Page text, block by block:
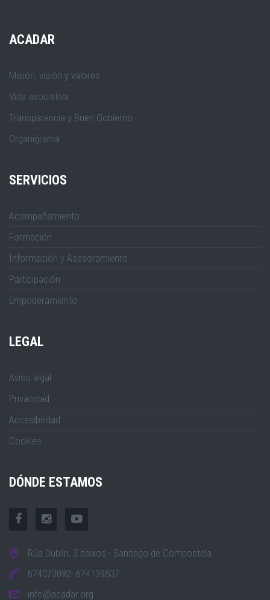
ACADAR
Misión, visión y valores
Vida asociativa
Transparencia y Buen Gobierno
Organigrama
SERVICIOS
Acompañamiento
Formación
Información y Asesoramiento
Participación
Empoderamiento
LEGAL
Aviso legal
Privacidad
Accesibilidad
Cookies
DÓNDE ESTAMOS
Rúa Dublín, 3 baixos - Santiago de Compostela
674073092- 674139837
info@acadar.org